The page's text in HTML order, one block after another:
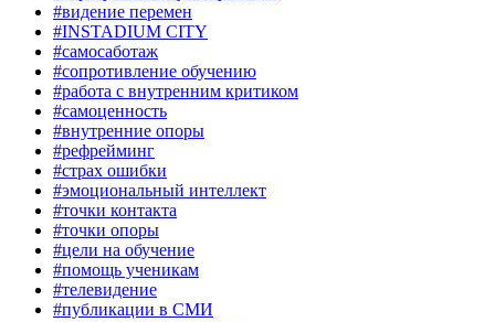
#видение перемен
#INSTADIUM CITY
#самосаботаж
#сопротивление обучению
#работа с внутренним критиком
#самоценность
#внутренние опоры
#рефрейминг
#страх ошибки
#эмоциональный интеллект
#точки контакта
#точки опоры
#цели на обучение
#помощь ученикам
#телевидение
#публикации в СМИ